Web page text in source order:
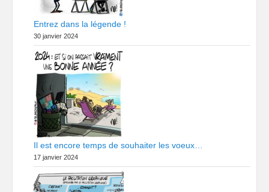
Entrez dans la légende !
30 janvier 2024
Il est encore temps de souhaiter les voeux…
17 janvier 2024